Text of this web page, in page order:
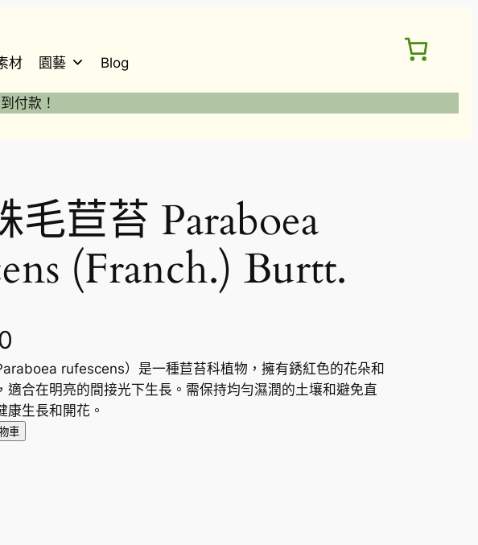
材 園藝 Blog
付款！
毛苣苔 Paraboea
(Franch.) Burtt.
rufescens）是一種苣苔科植物，擁有銹紅色的花朵和
適合在明亮的間接光下生長。需保持均勻濕潤的土壤和避免直
康生長和開花。
車